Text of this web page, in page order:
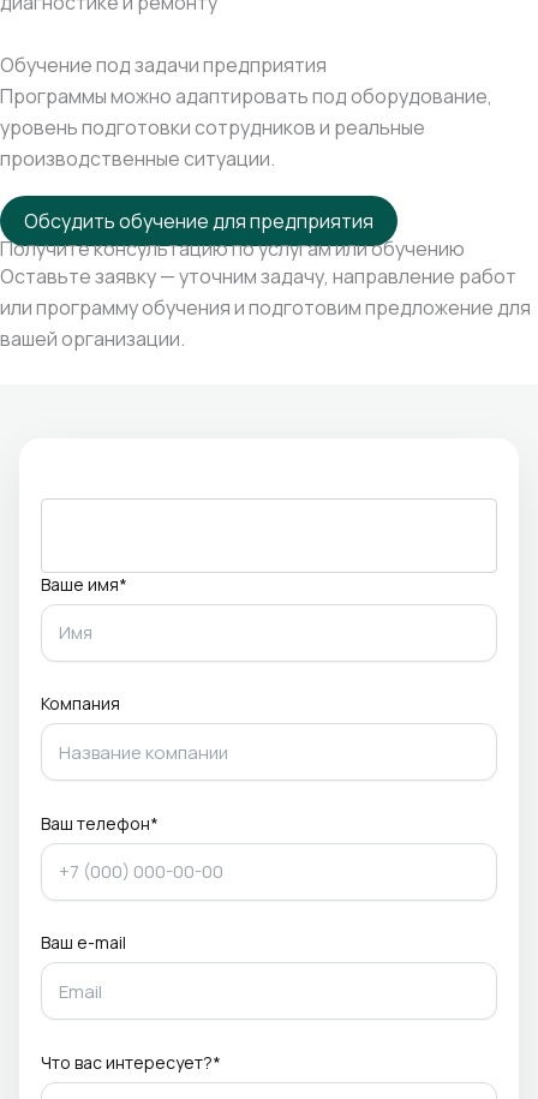
Обучение под задачи предприятия
Программы можно адаптировать под оборудование,
уровень подготовки сотрудников и реальные
производственные ситуации.
Обсудить обучение для предприятия
Получите консультацию по услугам или обучению
Оставьте заявку — уточним задачу, направление работ
или программу обучения и подготовим предложение для
вашей организации.
Ваше имя*
Компания
Ваш телефон*
Ваш e-mail
Что вас интересует?*